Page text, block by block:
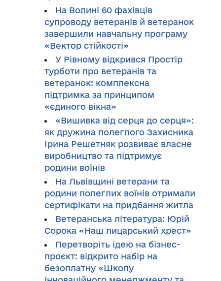
На Волині 60 фахівців
супроводу ветеранів й ветеранок
завершили навчальну програму
«Вектор стійкості»
У Рівному відкрився Простір
турботи про ветеранів та
ветеранок: комплексна
підтримка за принципом
«єдиного вікна»
«Вишивка від серця до серця»:
як дружина полеглого Захисника
Ірина Решетняк розвиває власне
виробництво та підтримує
родини воїнів
На Львівщині ветерани та
родини полеглих воїнів отримали
сертифікати на придбання житла
Ветеранська література: Юрій
Сорока «Наш лицарський хрест»
Перетворіть ідею на бізнес-
проєкт: відкрито набір на
безоплатну «Школу